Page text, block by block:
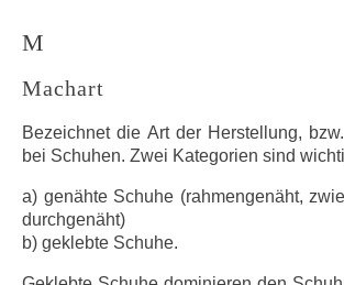
M
Machart
Bezeichnet die Art der Herstellung,
bei Schuhen. Zwei Kategorien sind
a) genähte Schuhe (rahmengenäht,
durchgenäht)
b) geklebte Schuhe.